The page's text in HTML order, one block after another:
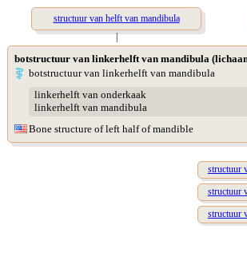
structuur van helft van mandibula
|
botstructuur van linkerhelft van mandibula
botstructuur van linkerhelft van mandibula
linkerhelft van onderkaak
linkerhelft van mandibula
Bone structure of left half of mandible
structuur
structuur
structuur